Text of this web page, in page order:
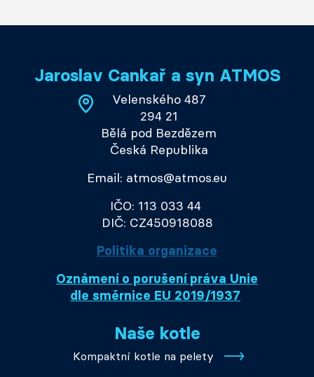
Jaroslav Cankař a syn ATMOS
Velenského 487
294 21
Bělá pod Bezdězem
Česká Republika
Email: atmos@atmos.eu
IČO: 113 033 44
DIČ: CZ450918088
Politika organizace
Oznámení o porušení práva Unie
dle směrnice EU 2019/1937
Naše kotle
Kompaktní kotle na pelety